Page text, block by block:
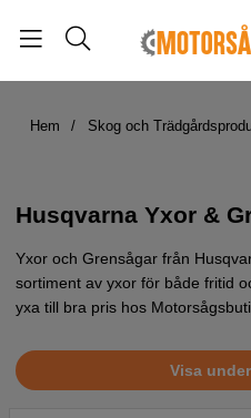
Hem Skog och
Husqvarna Yxor &
Yxor och Grensågar från
sortiment av yxor för både fritid
yxa till bra pris hos
Visa